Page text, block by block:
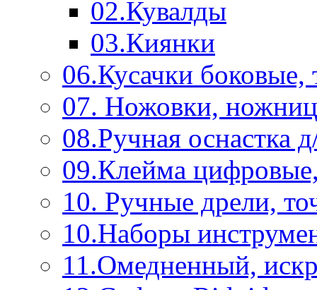
02.Кувалды
03.Киянки
06.Кусачки боковые,
07. Ножовки,
08.Ручная оснастка
09.Клейма
10. Ручные дрели,
10.Наборы
11.Омедненный,